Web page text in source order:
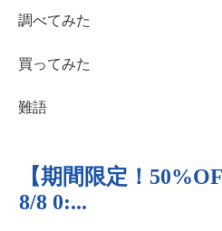
調べてみた
買ってみた
難語